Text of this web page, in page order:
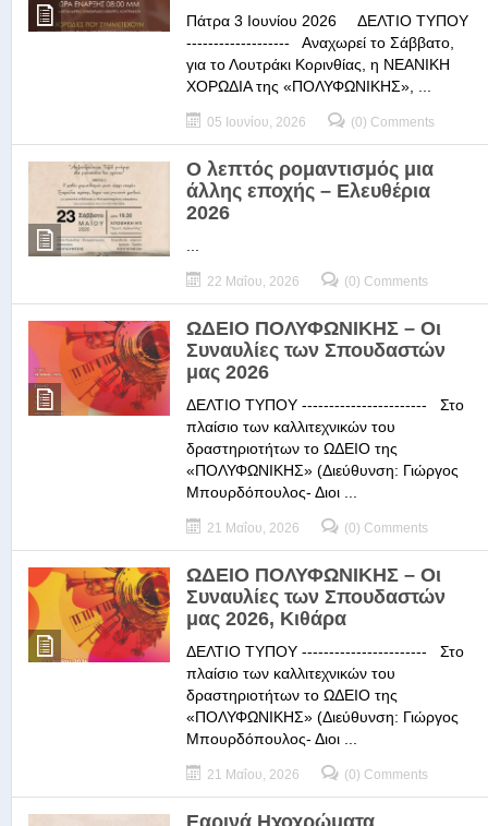
Πάτρα 3 Ιουνίου 2026 ΔΕΛΤΙΟ ΤΥΠΟΥ
------------------- Αναχωρεί το Σάββατο,
για το Λουτράκι Κορινθίας, η ΝΕΑΝΙΚΗ
ΧΟΡΩΔΙΑ της «ΠΟΛΥΦΩΝΙΚΗΣ», ...
05 Ιουνίου, 2026 (0) Comments
Ο λεπτός ρομαντισμός μια
άλλης εποχής – Ελευθέρια
2026
22 Μαΐου, 2026 (0) Comments
ΩΔΕΙΟ ΠΟΛΥΦΩΝΙΚΗΣ – Οι
Συναυλίες των Σπουδαστών
μας 2026
ΔΕΛΤΙΟ ΤΥΠΟΥ ----------------------- Στο
πλαίσιο των καλλιτεχνικών του
δραστηριοτήτων το ΩΔΕΙΟ της
«ΠΟΛΥΦΩΝΙΚΗΣ» (Διεύθυνση: Γιώργος
Μπουρδόπουλος- Διοι ...
21 Μαΐου, 2026 (0) Comments
ΩΔΕΙΟ ΠΟΛΥΦΩΝΙΚΗΣ – Οι
Συναυλίες των Σπουδαστών
μας 2026, Κιθάρα
ΔΕΛΤΙΟ ΤΥΠΟΥ ----------------------- Στο
πλαίσιο των καλλιτεχνικών του
δραστηριοτήτων το ΩΔΕΙΟ της
«ΠΟΛΥΦΩΝΙΚΗΣ» (Διεύθυνση: Γιώργος
Μπουρδόπουλος- Διοι ...
21 Μαΐου, 2026 (0) Comments
Εαρινά Ηχοχρώματα